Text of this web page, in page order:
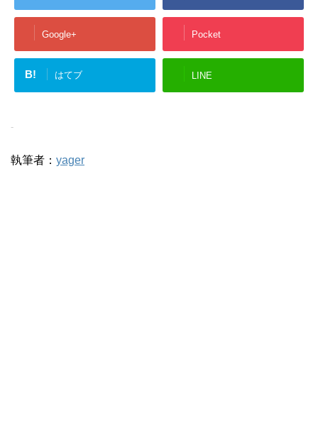
Google+ Pocket
B! はてブ LINE
-
執筆者： yager